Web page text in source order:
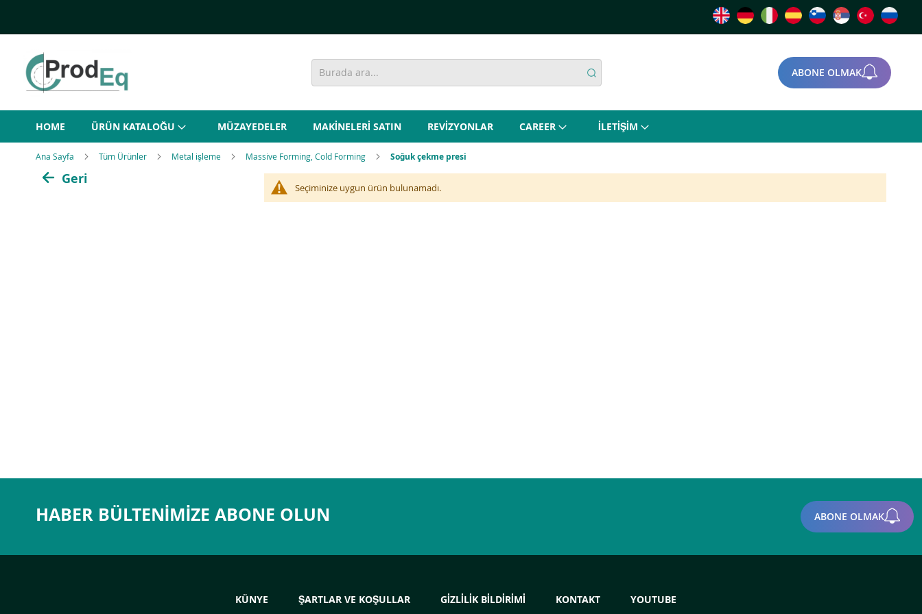
ABONE OLMAK
HOME ÜRÜN KATALOĞU MÜZAYEDELER MAKİNELERİ SATIN REVİZYONLAR CAREER İLETİŞİM
Ana Sayfa Tüm Ürünler Metal işleme Massive Forming, Cold Forming Soğuk çekme presi
Seçiminize uygun ürün bulunamadı.
Geri
HABER BÜLTENIMIZE ABONE OLUN ABONE OLMAK
KÜNYE ŞARTLAR VE KOŞULLAR GIZLILIK BILDIRIMI KONTAKT YOUTUBE